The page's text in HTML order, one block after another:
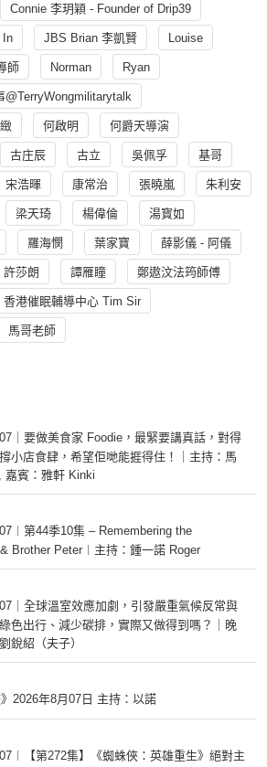
Connie 李玥穎 - Founder of Drip39
In JBS Brian 李凱賢 Louise
師 Norman Ryan
@TerryWongmilitarytalk
何啟明 何爵天導演
古庄辰 古立 吳佩孚 基哥
宋浩暉 康常治 張曉嵐 朱利安
梁天琦 楊偉倫 湯寳如
羅海憫 葉家寶 薛影儀 - 阿儀
許莎朗 譚雁瞳 鄭遨汶法筠師傅
香港催眠輔導中心 Tim Sir
馬哥老師
｜要做美食家 Foodie，最緊要講真話，對得
小店食肆，希望佢哋能捱得住！｜主持：馬
嘉賓：雅軒 Kinki
第44季10集 – Remembering the
Brother Peter︱主持：鍾一諾 Roger
｜全球溫室效應加劇，引發嚴重氣候反常與
色出行、減少碳排，實際又做得到嗎？｜晚
銳紹（夫子）
2026年8月07日 主持：以諾
【第272集】《蜘蛛俠：英雄重生》絕對主